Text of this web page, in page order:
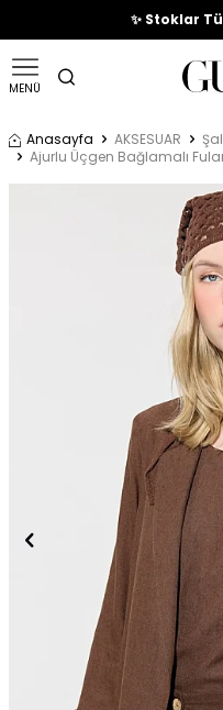
🎉%70'e Varan
✨ Stoklar
MENÜ
Anasayfa AKSESUAR
Ajurlu Üçgen Bağlamalı